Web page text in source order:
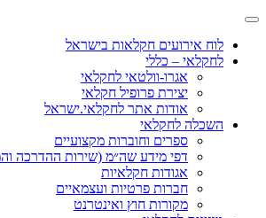
לוח אירועים חקלאות בישראל
לחקלאי – כללי
אגרו-וולטאי לחקלאי
יצירת פרופיל חקלאי
אודות אתר לחקלאי.ישראל
השכלה לחקלאי
ספרים וחוברות מקצועיים
דפי מידע שה״מ (שירות ההדרכה והמקצוע)
אגודות חקלאיות
חברות פרטיות ועצמאיים
מקורות חוץ ואינטרנט